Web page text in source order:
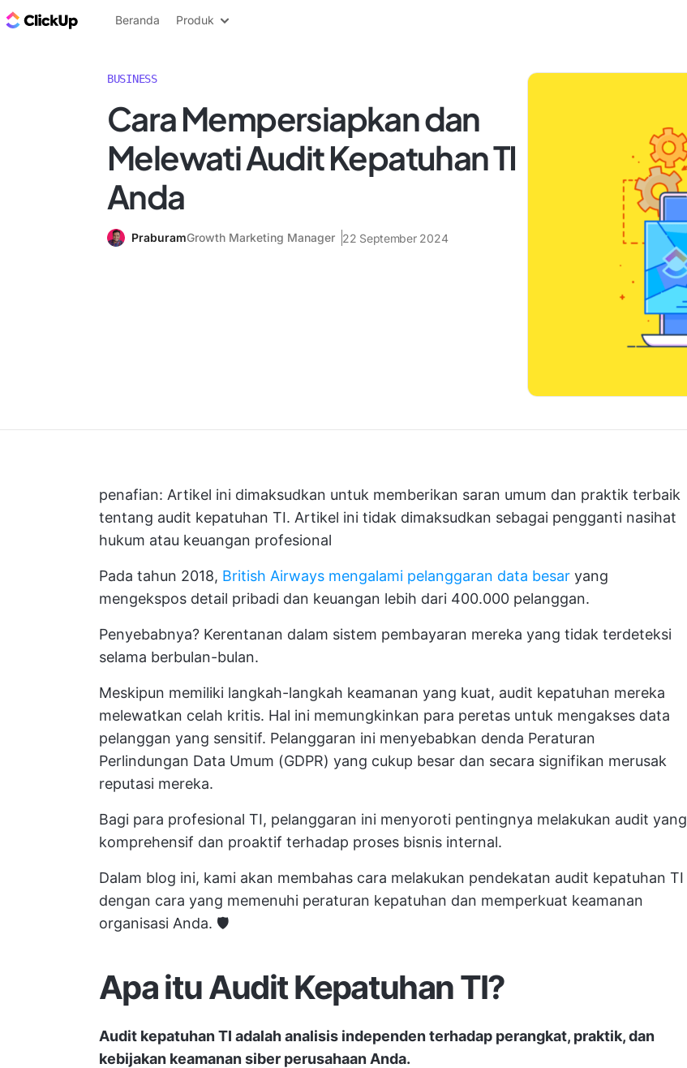
Blog ClickUp
Beranda Produk
BUSINESS
Cara Mempersiapkan dan
Melewati Audit Kepatuhan TI
Anda
PraburamGrowth Marketing Manager 22 September 2024
penafian: Artikel ini dimaksudkan untuk memberikan saran umum dan praktik terbaik
tentang audit kepatuhan TI. Artikel ini tidak dimaksudkan sebagai pengganti nasihat
hukum atau keuangan profesional
Pada tahun 2018, British Airways mengalami pelanggaran data besar yang
mengekspos detail pribadi dan keuangan lebih dari 400.000 pelanggan.
Penyebabnya? Kerentanan dalam sistem pembayaran mereka yang tidak terdeteksi
selama berbulan-bulan.
Meskipun memiliki langkah-langkah keamanan yang kuat, audit kepatuhan mereka
melewatkan celah kritis. Hal ini memungkinkan para peretas untuk mengakses data
pelanggan yang sensitif. Pelanggaran ini menyebabkan denda Peraturan
Perlindungan Data Umum (GDPR) yang cukup besar dan secara signifikan merusak
reputasi mereka.
Bagi para profesional TI, pelanggaran ini menyoroti pentingnya melakukan audit yang
komprehensif dan proaktif terhadap proses bisnis internal.
Dalam blog ini, kami akan membahas cara melakukan pendekatan audit kepatuhan TI
dengan cara yang memenuhi peraturan kepatuhan dan memperkuat keamanan
organisasi Anda. 🛡️
Apa itu Audit Kepatuhan TI?
Audit kepatuhan TI adalah analisis independen terhadap perangkat, praktik, dan
kebijakan keamanan siber perusahaan Anda.